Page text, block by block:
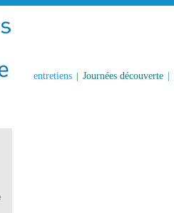
entretiens | Journées découverte